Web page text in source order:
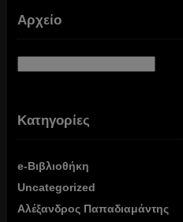
Αρχείο
Κατηγορίες
e-Βιβλιοθήκη
Uncategorized
Αλέξανδρος Παπαδιαμάντης